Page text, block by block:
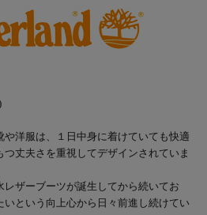
洋服は、１日中身に着けていても快適
丈夫さを重視してデザインされていま
ザーブーツが誕生してから続いてお
いという向上心から日々前進し続けてい